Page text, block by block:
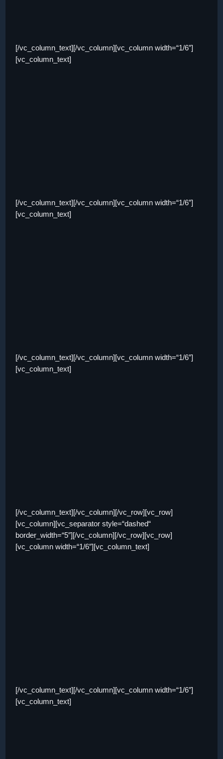
[/vc_column_text][/vc_column][vc_column width=“1/6″]
[vc_column_text]
[/vc_column_text][/vc_column][vc_column width=“1/6″]
[vc_column_text]
[/vc_column_text][/vc_column][vc_column width=“1/6″]
[vc_column_text]
[/vc_column_text][/vc_column][/vc_row][vc_row]
[vc_column][vc_separator style=“dashed“
border_width=“5″][/vc_column][/vc_row][vc_row]
[vc_column width=“1/6″][vc_column_text]
[/vc_column_text][/vc_column][vc_column width=“1/6″]
[vc_column_text]